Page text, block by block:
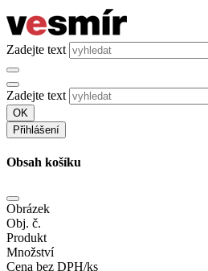
Zadejte text
Zadejte text
OK
Přihlášení
Obsah košíku
Obrázek
Obj. č.
Produkt
Množství
Cena bez DPH/ks